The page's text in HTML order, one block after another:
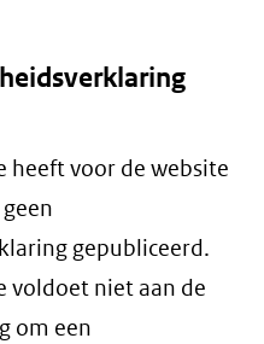
heeft voor de website
gepubliceerd.
voldoet niet aan de
om een